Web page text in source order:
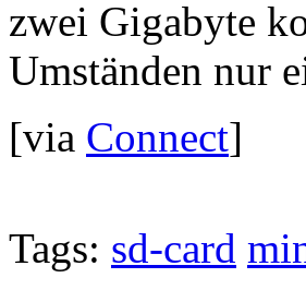
zwei Gigabyte
Umständen nur
[via Connect]
Tags: sd-card